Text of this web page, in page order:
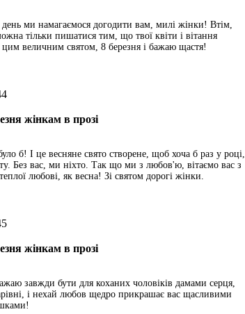
ми намагаємося догодити вам, милі жінки! Втім,
тільки пишатися тим, що твої квіти і вітання
величним святом, 8 березня і бажаю щастя!
жінкам в прозі
б! І це весняне свято створене, щоб хоча б раз у році,
Без вас, ми ніхто. Так що ми з любов'ю, вітаємо вас з
любові, як весна! Зі святом дорогі жінки.
жінкам в прозі
завжди бути для коханих чоловіків дамами серця,
і нехай любов щедро прикрашає вас щасливими